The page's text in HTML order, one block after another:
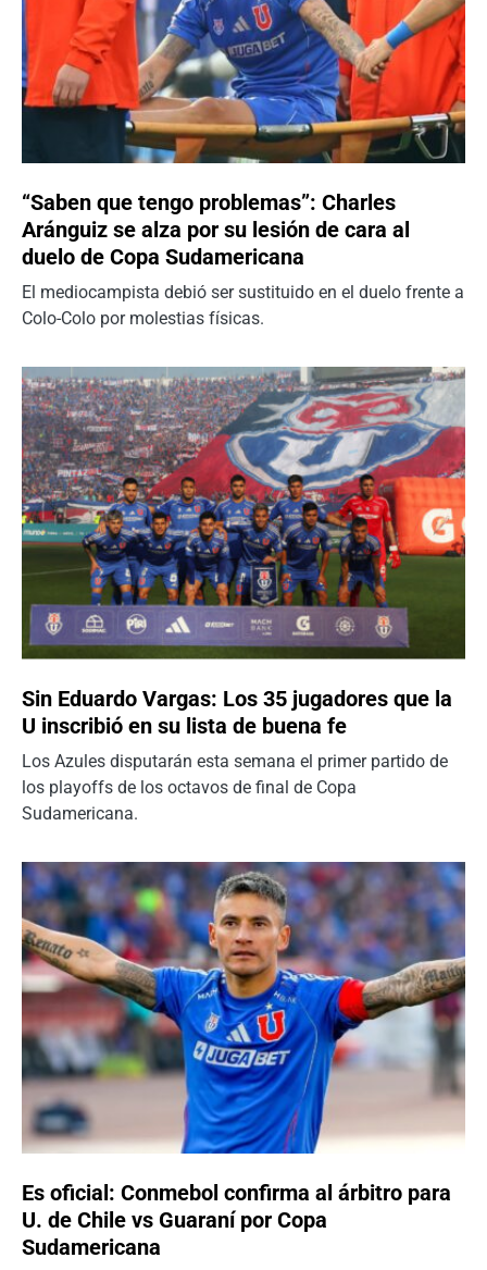
“Saben que tengo problemas”: Charles
Aránguiz se alza por su lesión de cara al
duelo de Copa Sudamericana
El mediocampista debió ser sustituido en el duelo frente a
Colo-Colo por molestias físicas.
Sin Eduardo Vargas: Los 35 jugadores que la
U inscribió en su lista de buena fe
Los Azules disputarán esta semana el primer partido de
los playoffs de los octavos de final de Copa
Sudamericana.
Es oficial: Conmebol confirma al árbitro para
U. de Chile vs Guaraní por Copa
Sudamericana